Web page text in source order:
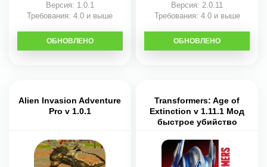
Версия: 1.0.1
Требования: 4.0 и выше
СКАЧАТЬ
ОБНОВЛЕНО
Версия: 2.0.11
Требования: 4.0 и выше
СКАЧАТЬ
ОБНОВЛЕНО
Alien Invasion Adventure
Pro v 1.0.1
Transformers: Age of
Extinction v 1.11.1 Мод
быстрое убийство